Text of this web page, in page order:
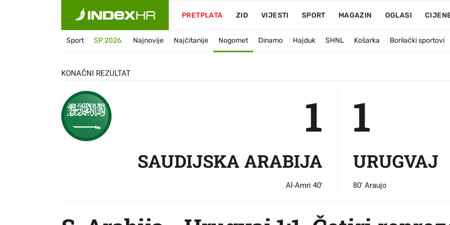
PRETPLATA ZID VIJESTI SPORT MAGAZIN OGLASI
Sport SP 2026. Najnovije Najčitanije Nogomet Dinamo Hajduk SHNL Košarka Borilački sportovi
SAU 1 - 1 URU
KONAČNI REZULTAT
1 1
SAUDIJSKA ARABIJA URUGVAJ
Al-Amri 40' 80' Araujo